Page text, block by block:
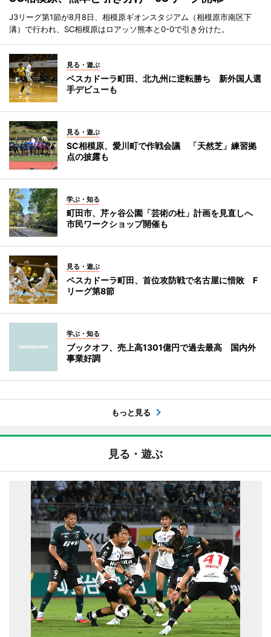
J3リーグ第1節が8月8日、相模原ギオンスタジアム（相模原市南区下
溝）で行われ、SC相模原はロアッソ熊本と0-0で引き分けた。
見る・遊ぶ
ペスカドーラ町田、北九州に逆転勝ち 新外国人選
手デビューも
見る・遊ぶ
SC相模原、愛川町で作戦会議 「天然芝」練習拠
点の披露も
学ぶ・知る
町田市、芹ヶ谷公園「芸術の杜」計画を見直しへ
市民ワークショップ開催も
見る・遊ぶ
ペスカドーラ町田、首位攻防戦で名古屋に惜敗 F
リーグ第8節
学ぶ・知る
ブックオフ、売上高1301億円で過去最高 国内外
事業好調
もっと見る
見る・遊ぶ